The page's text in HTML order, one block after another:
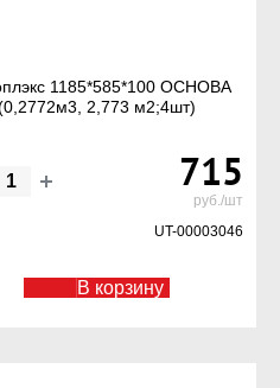
1185*585*100 ОСНОВА
2,773 м2;4шт)
715
руб./шт
UT-00003046
В корзину